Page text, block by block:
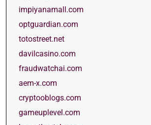
impiyanamall.com
optguardian.com
totostreet.net
davilcasino.com
fraudwatchai.com
aem-x.com
cryptooblogs.com
gameuplevel.com